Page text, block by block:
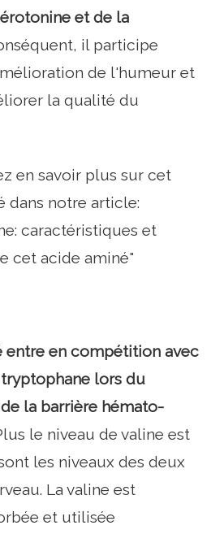
et de la
il participe
de l'humeur et
la qualité du
en savoir plus sur cet
dans notre article:
caractéristiques et
cet acide aminé"
entre en compétition avec
lors du
la barrière hémato-
le niveau de valine est
les niveaux des deux
La valine est
et utilisée